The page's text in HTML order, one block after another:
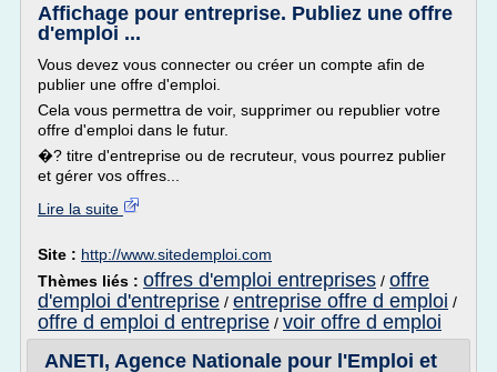
Affichage pour entreprise. Publiez une offre
d'emploi ...
Vous devez vous connecter ou créer un compte afin de
publier une offre d'emploi.
Cela vous permettra de voir, supprimer ou republier votre
offre d'emploi dans le futur.
�? titre d'entreprise ou de recruteur, vous pourrez publier
et gérer vos offres...
Lire la suite
Site : http://www.sitedemploi.com
Thèmes liés : offres d'emploi entreprises / offre
d'emploi d'entreprise / entreprise offre d emploi /
offre d emploi d entreprise / voir offre d emploi
ANETI, Agence Nationale pour l'Emploi et